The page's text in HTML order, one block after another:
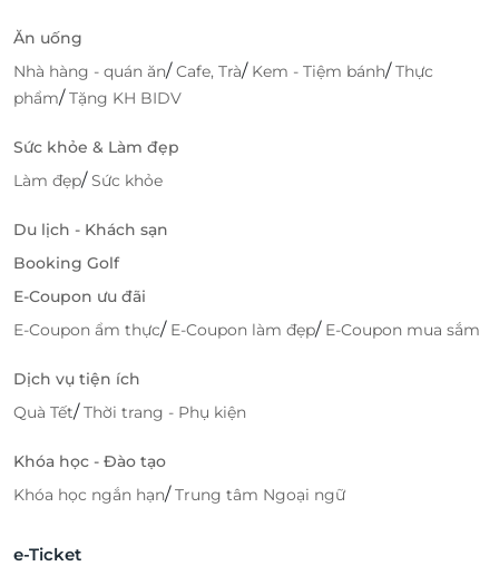
Ăn uống
Nhà hàng - quán ăn/Cafe, Trà/ Kem - Tiệm bánh/Thực
phẩm/Tặng KH BIDV
Sức khỏe & Làm đẹp
Làm đẹp/Sức khỏe
Du lịch - Khách sạn
Booking Golf
E-Coupon ưu đãi
E-Coupon ẩm thực/ E-Coupon làm đẹp/ E-Coupon mua sắm
Dịch vụ tiện ích
Quà Tết/Thời trang - Phụ kiện
Khóa học - Đào tạo
Khóa học ngắn hạn/Trung tâm Ngoại ngữ
e-Ticket